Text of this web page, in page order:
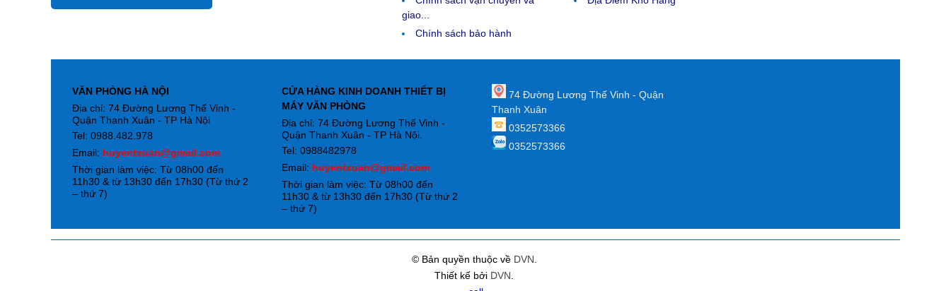
giao...
Chính sách bảo hành
VĂN PHÒNG HÀ NỘI
Địa chỉ: 74 Đường Lương Thế Vinh -
Quận Thanh Xuân - TP Hà Nội
Tel: 0988.482.978
Email: huyentxuan@gmail.com
Thời gian làm việc: Từ 08h00 đến
11h30 & từ 13h30 đến 17h30 (Từ thứ 2
– thứ 7)
CỬA HÀNG KINH DOANH THIẾT BỊ
MÁY VĂN PHÒNG
Địa chỉ: 74 Đường Lương Thế Vinh -
Quận Thanh Xuân - TP Hà Nội.
Tel: 0988482978
Email: huyentxuan@gmail.com
Thời gian làm việc: Từ 08h00 đến
11h30 & từ 13h30 đến 17h30 (Từ thứ 2
– thứ 7)
74 Đường Lương Thế Vinh - Quận
Thanh Xuân
0352573366
0352573366
© Bản quyền thuộc về DVN
Thiết kế bởi DVN